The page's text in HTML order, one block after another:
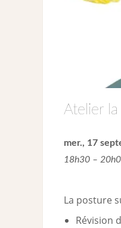
Atelier
mer., 17
18h30 –
La posture
Révision